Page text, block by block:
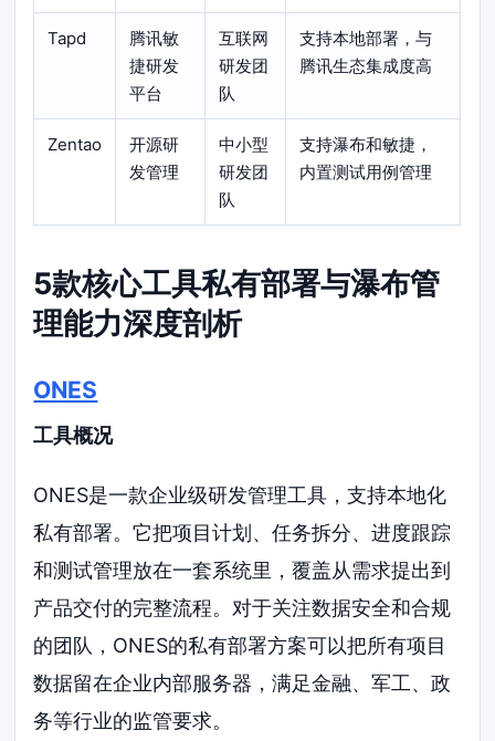
Tapd
腾讯敏
捷研发
平台
互联网
研发团
队
支持本地部署，与
腾讯生态集成度高
Zentao
开源研
发管理
中小型
研发团
队
支持瀑布和敏捷，
内置测试用例管理
5款核心工具私有部署与瀑布管
理能力深度剖析
ONES
工具概况
ONES是一款企业级研发管理工具，支持本地化
私有部署。它把项目计划、任务拆分、进度跟踪
和测试管理放在一套系统里，覆盖从需求提出到
产品交付的完整流程。对于关注数据安全和合规
的团队，ONES的私有部署方案可以把所有项目
数据留在企业内部服务器，满足金融、军工、政
务等行业的监管要求。